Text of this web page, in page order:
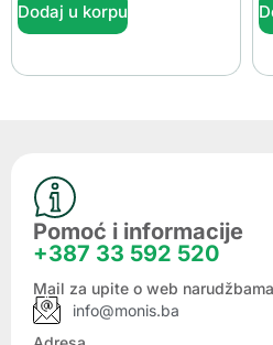
Dodaj u korpu
Pomoć i informacije
+387 33 592 520
Mail za upite o web
info@monis.ba